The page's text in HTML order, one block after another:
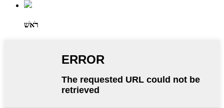
רֹאשׁ